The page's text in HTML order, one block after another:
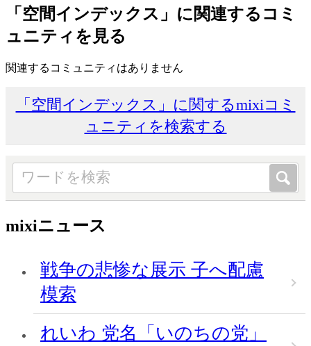
「空間インデックス」に関連するコミ
ュニティを見る
関連するコミュニティはありません
「空間インデックス」に関するmixiコミ
ュニティを検索する
mixiニュース
戦争の悲惨な展示 子へ配慮
模索
れいわ 党名「いのちの党」